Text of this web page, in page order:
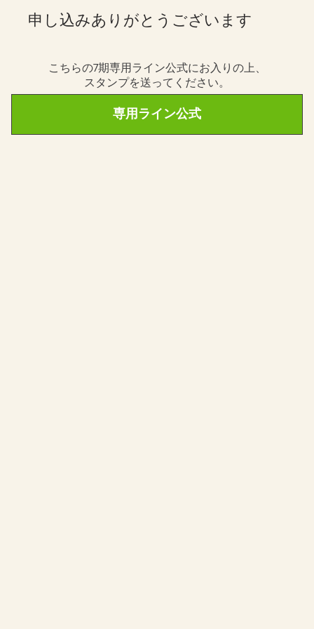
申し込みありがとうございます
こちらの7期専用ライン公式にお入りの上、
スタンプを送ってください。
専用ライン公式